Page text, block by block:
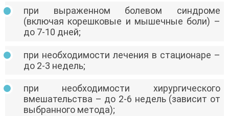
при выраженном болевом синдроме
(включая корешковые и мышечные боли) –
до 7-10 дней;
при необходимости лечения в стационаре –
до 2-3 недель;
при необходимости хирургического
вмешательства – до 2-6 недель (зависит от
выбранного метода);